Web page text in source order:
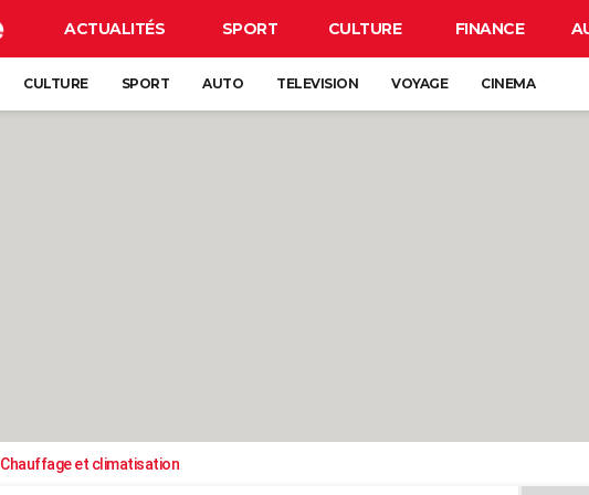
ACTUALITÉS SPORT CULTURE FINANCE
CULTURE SPORT AUTO TELEVISION VOYAGE CINEMA
Chauffage et climatisation